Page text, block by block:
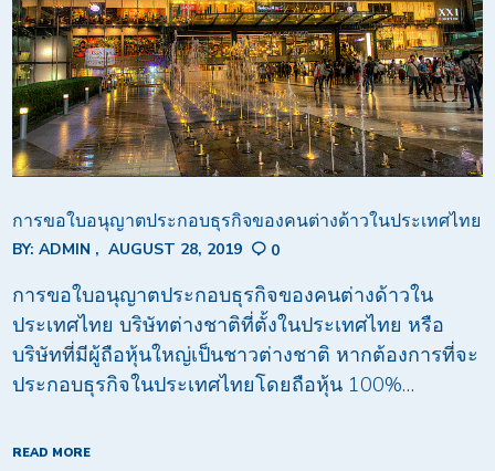
การขอใบอนุญาตประกอบธุรกิจของคนต่างด้าวในประเทศไทย
BY:ADMIN AUGUST 28, 2019 0
การขอใบอนุญาตประกอบธุรกิจของคนต่างด้าวใน
ประเทศไทย บริษัทต่างชาติที่ตั้งในประเทศไทย หรือ
บริษัทที่มีผู้ถือหุ้นใหญ่เป็นชาวต่างชาติ หากต้องการที่จะ
ประกอบธุรกิจในประเทศไทยโดยถือหุ้น 100%…
READ MORE